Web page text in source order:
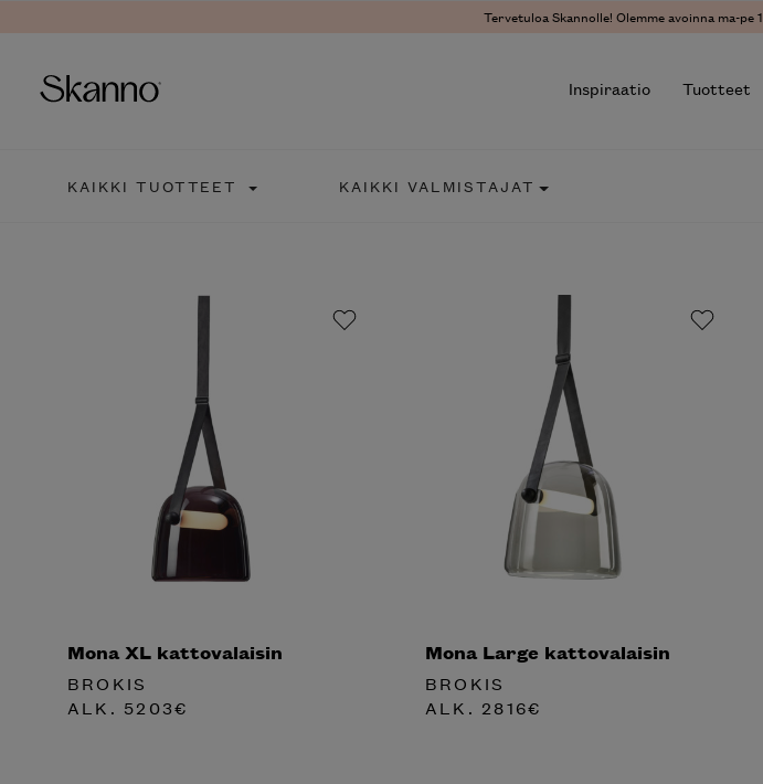
Tervetuloa Skannolle! Olemme avoinna ma-pe
Inspiraatio Tuotteet
KAIKKI TUOTTEET KAIKKI VALMISTAJAT
Mona XL kattovalaisin
BROKIS
ALK. 5203€
Mona Large kattovalaisin
BROKIS
ALK. 2816€